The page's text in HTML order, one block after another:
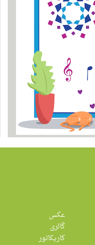
عکس
گالری
کاریکاتور